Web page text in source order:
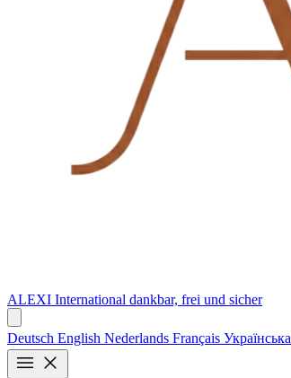
ALEXI International dankbar, frei und sicher
Deutsch English Nederlands Français Українська
menu close